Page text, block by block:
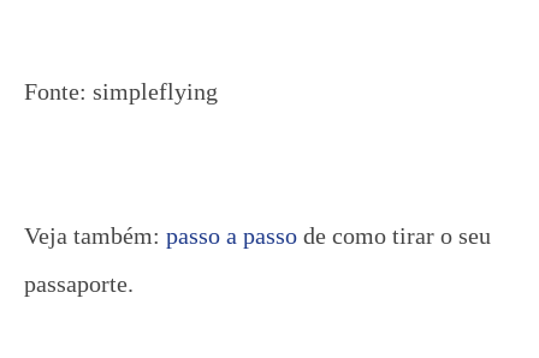
Fonte: simpleflying
Veja também: passo a passo de como tirar o seu
passaporte.